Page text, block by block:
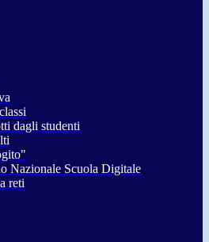
dagli studenti
Nazionale Scuola Digitale
reti